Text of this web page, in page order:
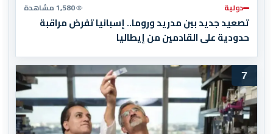
دولية 1,580 مشاهدة
تصعيد جديد بين مدريد وروما.. إسبانيا تفرض مراقبة
حدودية على القادمين من إيطاليا
7